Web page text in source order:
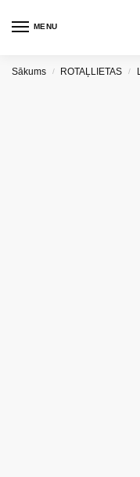
MENU
Sākums / ROTAĻLIETAS /